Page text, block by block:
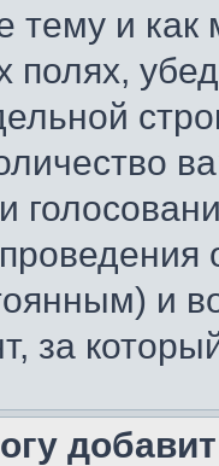
тему и
полях,
и
за